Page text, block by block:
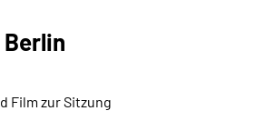
Berlin
Film zur Sitzung